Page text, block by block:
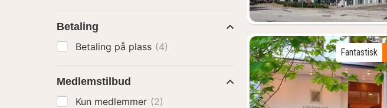
Fantastisk
Betaling
Betaling på plass (4)
Medlemstilbud
Kun medlemmer (2)